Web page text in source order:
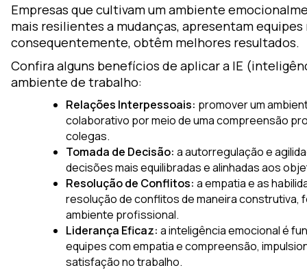
Empresas que cultivam um ambiente
mais resilientes a mudanças, apresentam equipes
consequentemente, obtêm melhores resultados.
Confira alguns benefícios de aplicar a IE
ambiente de trabalho:
Relações Interpessoais: promover um
colaborativo por meio de uma compreensão
colegas.
Tomada de Decisão: a autorregulação e
decisões mais equilibradas e alinhadas aos
Resolução de Conflitos: a empatia e as
resolução de conflitos de maneira construtiva,
ambiente profissional.
Liderança Eficaz: a inteligência emocional é
equipes com empatia e compreensão,
satisfação no trabalho.